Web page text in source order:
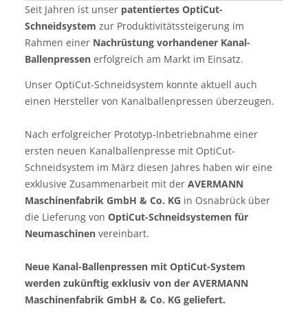
Seit Jahren ist unserpatentiertes OptiCut-
Schneidsystem zur Produktivitätssteigerung im
Rahmen einer Nachrüstung vorhandener Kanal-
Ballenpressen erfolgreich am Markt im Einsatz.
Unser OptiCut-Schneidsystem konnte aktuell auch
einen Hersteller von Kanalballenpressen überzeugen.
Nach erfolgreicher Prototyp-Inbetriebnahme einer
ersten neuen Kanalballenpresse mit OptiCut-
Schneidsystem im März diesen Jahres haben wir eine
exklusive Zusammenarbeit mit der AVERMANN
Maschinenfabrik GmbH & Co. KG in Osnabrück über
die Lieferung von OptiCut-Schneidsystemen für
Neumaschinenvereinbart.
Neue Kanal-Ballenpressen mit OptiCut-System
werden zukünftig exklusiv von der AVERMANN
Maschinenfabrik GmbH & Co. KG geliefert.